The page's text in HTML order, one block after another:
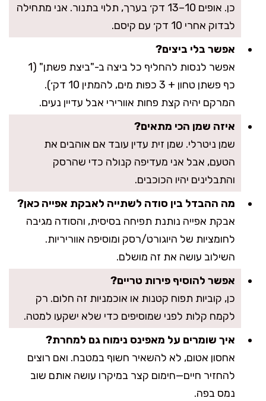
כן. אופים 10–13 דק׳ בערך, תלוי בתנור. אני מתחילה
לבדוק אחרי 10 דק׳ עם קיסם.
אפשר בלי ביצים?
אפשר לנסות להחליף כל ביצה ב-"ביצת פשתן" (1
כף פשתן טחון + 3 כפות מים, להמתין 10 דק׳).
המרקם יהיה קצת פחות אוורירי אבל עדיין נעים.
איזה שמן הכי מתאים?
שמן ניטרלי. שמן זית עדין עובד אם אוהבים את
הטעם, אבל אני מעדיפה קנולה כדי שהרסק
והתבלינים יהיו הכוכבים.
מה ההבדל בין סודה לשתייה לאבקת אפייה כאן?
אבקת אפייה נותנת תפיחה בסיסית, והסודה מגיבה
לחומציות של היוגורט/רסק ומוסיפה אווריריות.
השילוב עושה את זה מושלם.
אפשר להוסיף פירות טריים?
כן, קוביות תפוח קטנות או אוכמניות זה חלום. רק
לקמח קלות לפני שמוסיפים כדי שלא ישקעו למטה.
איך שומרים על מאפינס נימוח גם למחרת?
אחסון אטום, לא להשאיר חשוף במטבח. ואם רוצים
להחזיר חיים—חימום קצר במיקרו עושה אותם שוב
נמס בפה.